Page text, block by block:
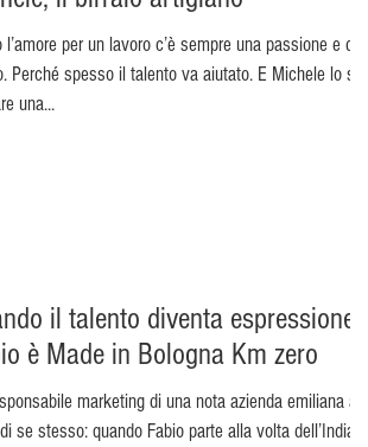
l’amore per un lavoro c’è sempre una passione e dello
Perché spesso il talento va aiutato. E Michele lo sa,
una...
il talento diventa espressione:
è Made in Bologna Km zero
marketing di una nota azienda emiliana a
se stesso: quando Fabio parte alla volta dell’India